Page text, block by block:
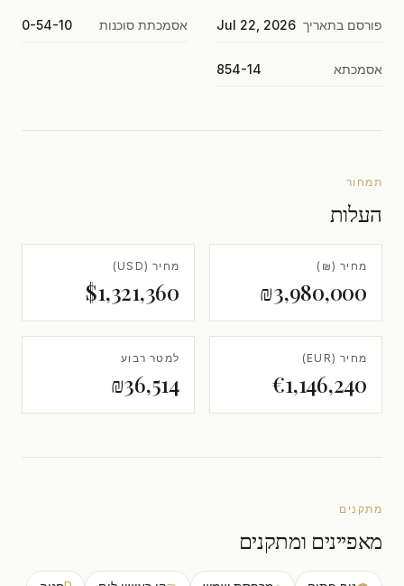
פורסם בתאריך Jul 22, 2026 אסמכתת סוכנות 0-54-10
אסמכתא 854-14
תמחור
העלות
מחיר (₪)
₪3,980,000
מחיר (USD)
$1,321,360
מחיר (EUR)
€1,146,240
למטר רבוע
₪36,514
מתקנים
מאפיינים ומתקנים